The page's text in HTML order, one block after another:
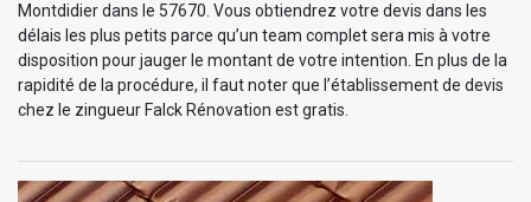
Montdidier dans le 57670. Vous obtiendrez votre devis dans les
délais les plus petits parce qu’un team complet sera mis à votre
disposition pour jauger le montant de votre intention. En plus de la
rapidité de la procédure, il faut noter que l’établissement de devis
chez le zingueur Falck Rénovation est gratis.